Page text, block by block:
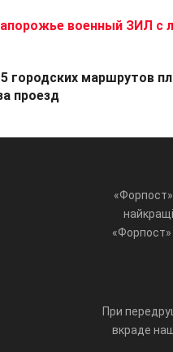
военный ЗИЛ с
городских маршрутов
проезд
найкращі
«Форпост»
При
вкраде наш